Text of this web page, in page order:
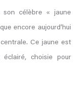
son célèbre « jaune
encore aujourd’hui
Ce jaune est
éclairé, choisie pour